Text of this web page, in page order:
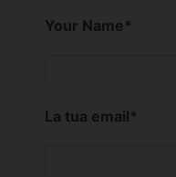
Your Name*
La tua email*